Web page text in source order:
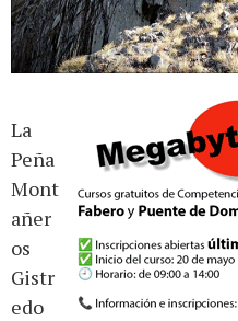
La
Peña
Mont
añer
os
Gistr
edo